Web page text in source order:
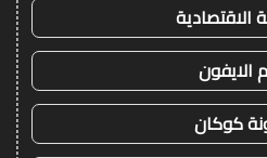
الاقتصادية
الايفون
كوكان